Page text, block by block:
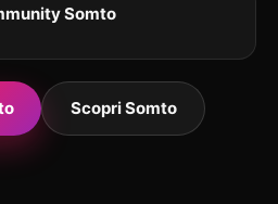
Somto
Scopri Somto